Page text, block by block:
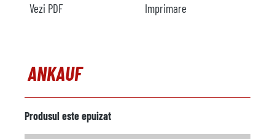
Încălzire
electrică
Producător
Model
Anul
Vezi PDF Imprimare
ANKAUF
Produsul este epuizat